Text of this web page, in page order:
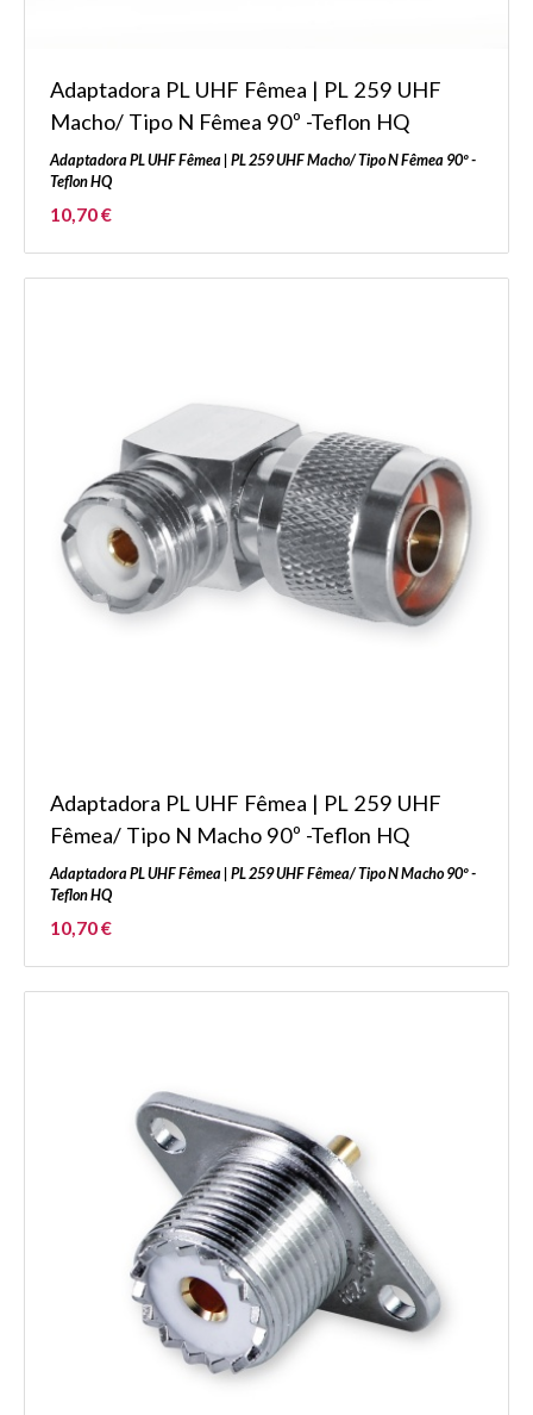
Adaptadora PL UHF Fêmea | PL 259 UHF
Macho/ Tipo N Fêmea 90º -Teflon HQ
Adaptadora PL UHF Fêmea | PL 259 UHF Macho/ Tipo N Fêmea 90º -
Teflon HQ
10,70 €
Adaptadora PL UHF Fêmea | PL 259 UHF
Fêmea/ Tipo N Macho 90º -Teflon HQ
Adaptadora PL UHF Fêmea | PL 259 UHF Fêmea/ Tipo N Macho 90º -
Teflon HQ
10,70 €